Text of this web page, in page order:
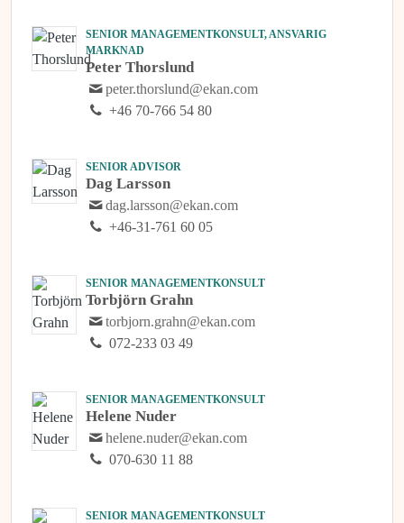
SENIOR MANAGEMENTKONSULT, ANSVARIG
MARKNAD
Peter Thorslund
peter.thorslund@ekan.com
+46 70-766 54 80
SENIOR ADVISOR
Dag Larsson
dag.larsson@ekan.com
+46-31-761 60 05
SENIOR MANAGEMENTKONSULT
Torbjörn Grahn
torbjorn.grahn@ekan.com
072-233 03 49
SENIOR MANAGEMENTKONSULT
Helene Nuder
helene.nuder@ekan.com
070-630 11 88
SENIOR MANAGEMENTKONSULT